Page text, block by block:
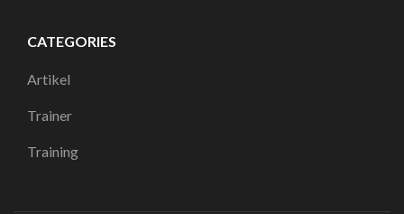
CATEGORIES
Artikel
Trainer
Training